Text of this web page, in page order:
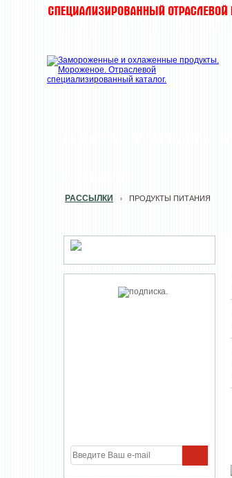
РАССЫЛКИ › ПРОДУКТЫ ПИТАНИЯ